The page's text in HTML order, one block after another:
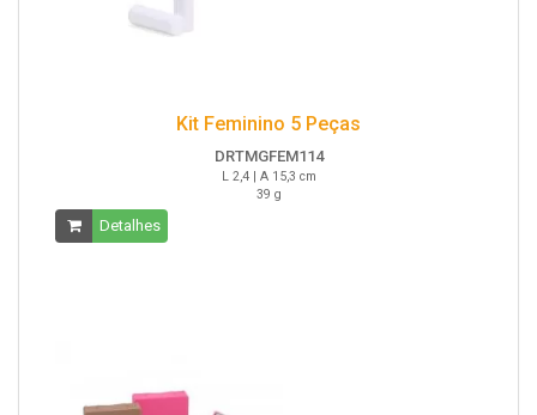
Kit Feminino 5 Peças
DRTMGFEM114
L 2,4 | A 15,3 cm
39 g
Detalhes